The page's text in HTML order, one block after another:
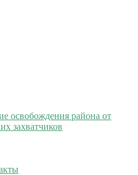
освобождения района от
захватчиков